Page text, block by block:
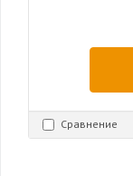
Сравнение